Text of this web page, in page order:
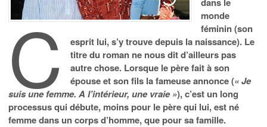
C
monde
féminin (son
esprit lui, s’y trouve depuis la naissance). Le
titre du roman ne nous dit d’ailleurs pas
autre chose. Lorsque le père fait à son
épouse et son fils la fameuse annonce (« Je
suis une femme. A l’intérieur, une vraie »), c’est un long
processus qui débute, moins pour le père qui lui, est né
femme dans un corps d’homme, que pour sa famille.